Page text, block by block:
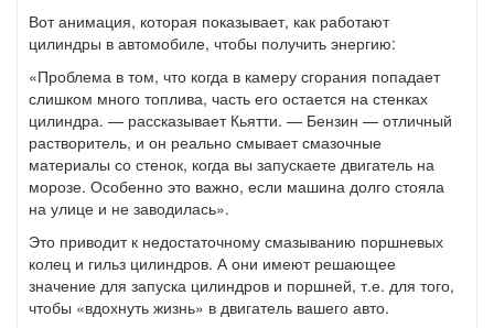
Вот анимация, которая показывает, как работают
цилиндры в автомобиле, чтобы получить энергию:
«Проблема в том, что когда в камеру сгорания попадает
слишком много топлива, часть его остается на стенках
цилиндра. — рассказывает Кьятти. — Бензин — отличный
растворитель, и он реально смывает смазочные
материалы со стенок, когда вы запускаете двигатель на
морозе. Особенно это важно, если машина долго стояла
на улице и не заводилась».
Это приводит к недостаточному смазыванию поршневых
колец и гильз цилиндров. А они имеют решающее
значение для запуска цилиндров и поршней, т.е. для того,
чтобы «вдохнуть жизнь» в двигатель вашего авто.